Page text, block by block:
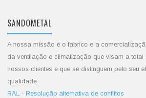
SANDOMETAL
A nossa missão é o fabrico e a
da ventilação e climatização que visam a total
nossos clientes e que se distinguem pelo seu
qualidade.
RAL - Resolução alternativa de conflitos